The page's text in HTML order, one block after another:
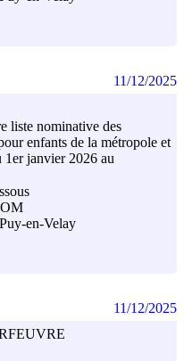
liste nominative des
enfants de la métropole et
1er janvier 2026 au
en-Velay
11/12/2025
11/12/2025